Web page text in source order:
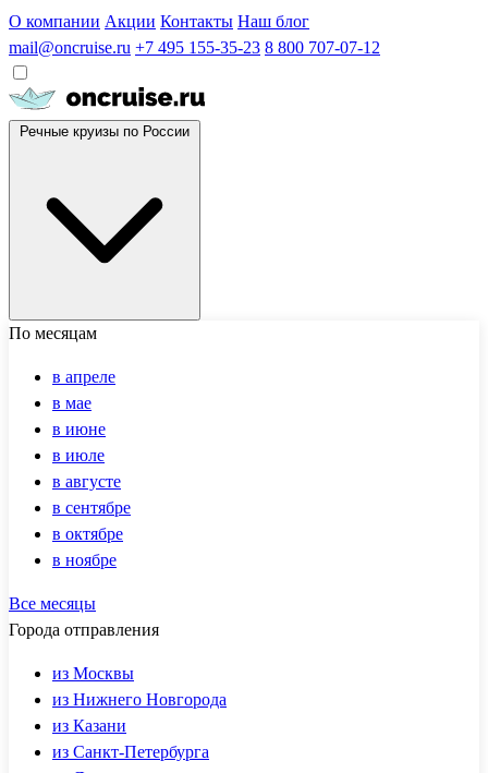
О компании Акции Контакты Наш блог
mail@oncruise.ru +7 495 155-35-23 8 800 707-07-12
По месяцам
в апреле
в мае
в июне
в июле
в августе
в сентябре
в октябре
в ноябре
Все месяцы
Города отправления
из Москвы
из Нижнего Новгорода
из Казани
из Санкт-Петербурга